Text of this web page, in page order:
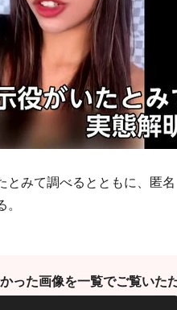
みて調べるとともに、匿
った画像を一覧でご覧いた